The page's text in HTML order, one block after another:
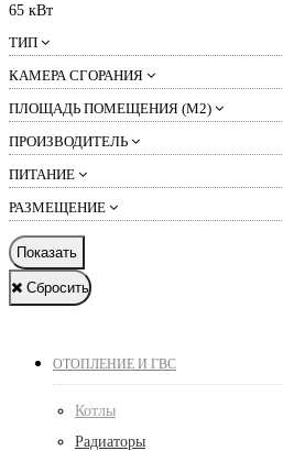
65 кВт
ТИП
КАМЕРА СГОРАНИЯ
ПЛОЩАДЬ ПОМЕЩЕНИЯ (М2)
ПРОИЗВОДИТЕЛЬ
ПИТАНИЕ
РАЗМЕЩЕНИЕ
Показать
Сбросить
ОТОПЛЕНИЕ И ГВС
Котлы
Радиаторы